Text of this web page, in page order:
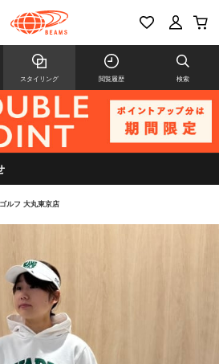
スタイリング 閲覧履歴 検索
ルフ 大丸東京店